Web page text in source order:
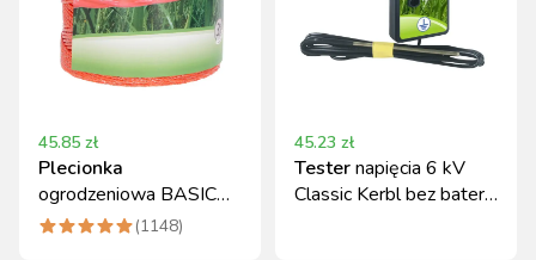
45.85 zł
Plecionka
ogrodzeniowa BASIC
500 m pomarańczowa
(1148)
45.23 zł
Testernapięcia 6 kV
Classic Kerbl bez baterii,